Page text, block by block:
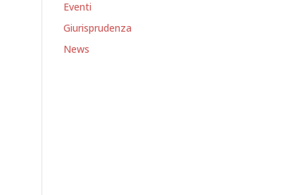
Eventi
Giurisprudenza
News